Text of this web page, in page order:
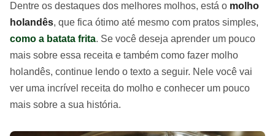
Dentre os destaques dos melhores molhos, está o molho
holandês, que fica ótimo até mesmo com pratos simples,
como a batata frita. Se você deseja aprender um pouco
mais sobre essa receita e também como fazer molho
holandês, continue lendo o texto a seguir. Nele você vai
ver uma incrível receita do molho e conhecer um pouco
mais sobre a sua história.